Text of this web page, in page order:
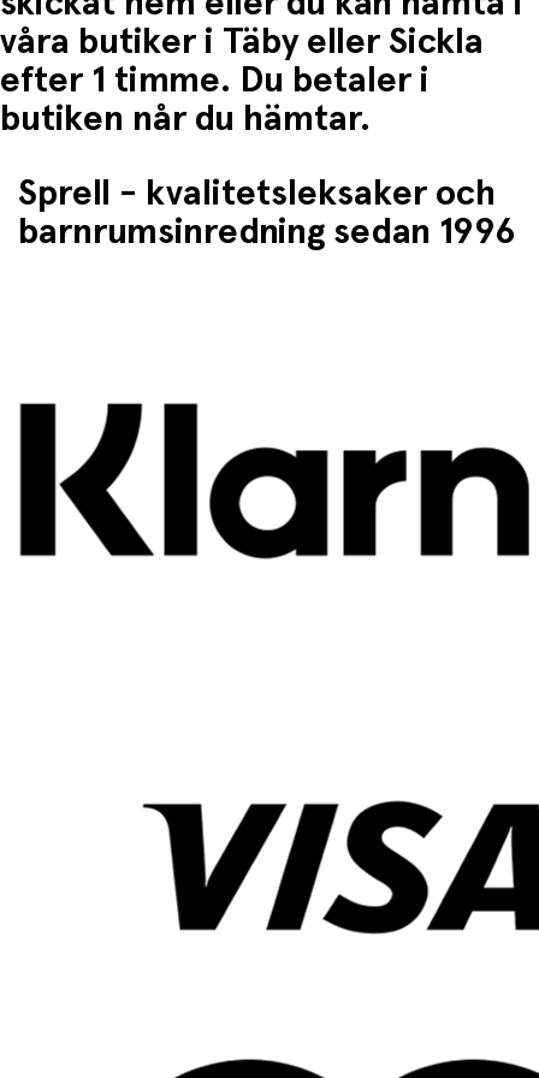
våra butiker i Täby eller Sickla
efter 1 timme. Du betaler i
butiken når du hämtar.
Sprell - kvalitetsleksaker och
barnrumsinredning sedan 1996